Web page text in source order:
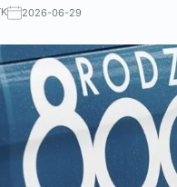
2026-06-29